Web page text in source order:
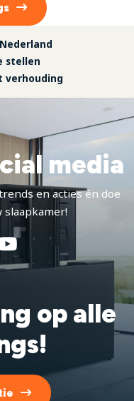
stellen
verhouding
media
en acties én doe
op alle